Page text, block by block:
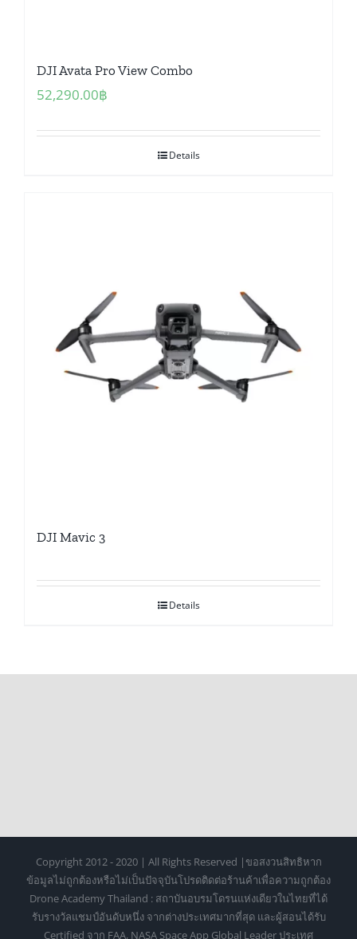
DJI Avata Pro View Combo
52,290.00฿
Details
DJI Mavic 3
Details
Copyright 2012 - 2020 | All Rights Reserved |ขอสงวนสิทธิหาก
ข้อมูลไม่ถูกต้องหรือไม่เป็นปัจจุบันโปรดติดต่อร้านค้าเพื่อความถูกต้อง
Drone Academy Thailand : สถาบันอบรมโดรนแห่งเดียวในไทยที่ได้
รับรางวัลแชมป์อันดับหนึ่ง จากต่างประเทศมากที่สุด และผู้สอนได้รับ
Certified จาก FAA, NASA Space App Global Leader ประเทศ